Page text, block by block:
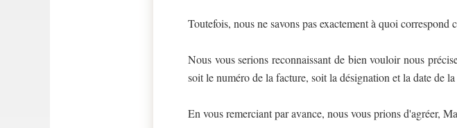
Toutefois, nous ne savons pas exactement à quoi correspond
Nous vous serions reconnaissant de bien vouloir nous
soit le numéro de la facture, soit la désignation et la date de
En vous remerciant par avance, nous vous prions d'agréer,